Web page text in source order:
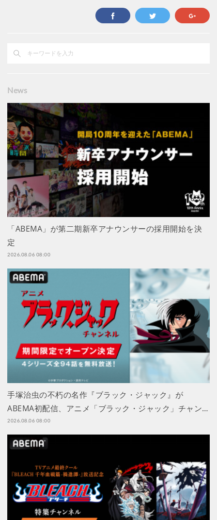
News
「ABEMA」が第二期新卒アナウンサーの採用開始を決
定
2026.08.06 08:00
手塚治虫の不朽の名作『ブラック・ジャック』が
ABEMA初配信、アニメ「ブラック・ジャック」チャン…
2026.08.06 08:00